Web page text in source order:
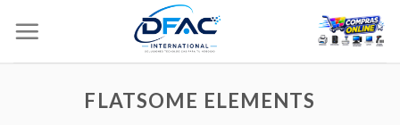
FLATSOME ELEMENTS